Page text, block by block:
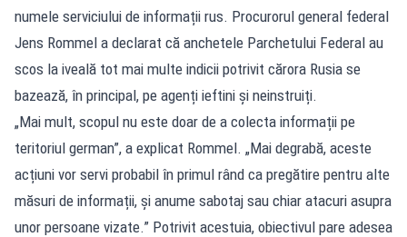
numele serviciului de informații rus. Procurorul general federal
Jens Rommel a declarat că anchetele Parchetului Federal au
scos la iveală tot mai multe indicii potrivit cărora Rusia se
bazează, în principal, pe agenți ieftini și neinstruiți.
„Mai mult, scopul nu este doar de a colecta informații pe
teritoriul german”, a explicat Rommel. „Mai degrabă, aceste
acțiuni vor servi probabil în primul rând ca pregătire pentru alte
măsuri de informații, și anume sabotaj sau chiar atacuri asupra
unor persoane vizate.” Potrivit acestuia, obiectivul pare adesea